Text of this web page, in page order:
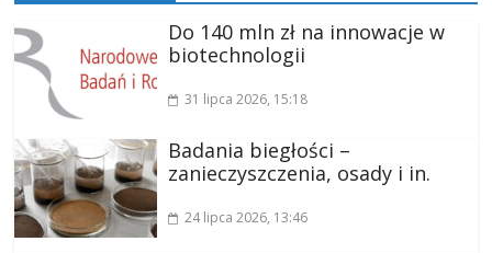
Do 140 mln zł na innowacje w
biotechnologii
31 lipca 2026, 15:18
Badania biegłości –
zanieczyszczenia, osady i in.
24 lipca 2026, 13:46